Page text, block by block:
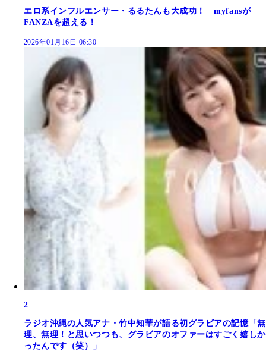
エロ系インフルエンサー・るるたんも大成功！ myfansが
FANZAを超える！
2026年01月16日 06:30
2
ラジオ沖縄の人気アナ・竹中知華が語る初グラビアの記憶「無
理、無理！と思いつつも、グラビアのオファーはすごく嬉しか
ったんです（笑）」